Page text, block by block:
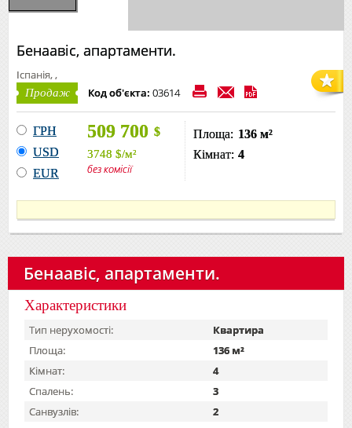
Бенаавіс, апартаменти.
Іспанія, ,
Продаж Код об'єкта: 03614
ГРН
USD
EUR
509 700 $
3748 $/м²
без комісії
Площа: 136 м²
Кімнат: 4
Бенаавіс, апартаменти.
Характеристики
Тип нерухомості:
Квартира
Площа:
136 м²
Кімнат:
4
Спалень:
3
Санвузлів:
2